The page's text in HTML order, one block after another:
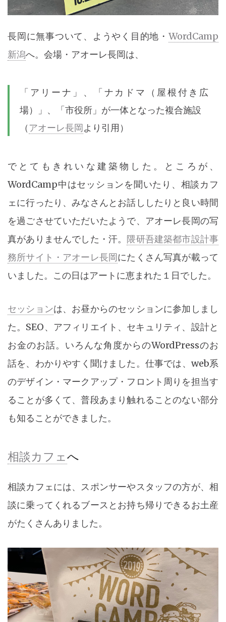
長岡に無事ついて、ようやく目的地・ WordCamp
新潟へ。会場・アオーレ長岡は、
「アリーナ」、「ナカドマ（屋根付き広
場）」、「市役所」が一体となった複合施設
（アオーレ長岡 より引用）
でとてもきれいな建築物した。ところが、
WordCamp中はセッションを聞いたり、相談カフ
ェに行ったり、みなさんとお話ししたりと良い時間
を過ごさせていただいたようで、アオーレ長岡の写
真がありませんでした・汗。 隈研吾建築都市設計事
務所サイト・アオーレ長岡にたくさん写真が載って
いました。この日はアートに恵まれた１日でした。
セッションは、お昼からのセッションに参加しまし
た。SEO、アフィリエイト、セキュリティ、設計と
お金のお話。いろんな角度からのWordPressのお
話を、わかりやすく聞けました。仕事では、web系
のデザイン・マークアップ・フロント周りを担当す
ることが多くて、普段あまり触れることのない部分
も知ることができました。
相談カフェへ
相談カフェには、スポンサーやスタッフの方が、相
談に乗ってくれるブースとお持ち帰りできるお土産
がたくさんありました。